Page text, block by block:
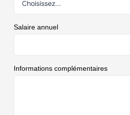
Salaire annuel
Informations complémentaires